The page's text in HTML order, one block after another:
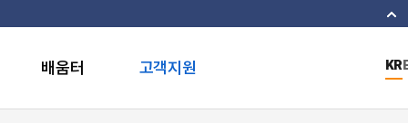
배움터 고객지원 KR